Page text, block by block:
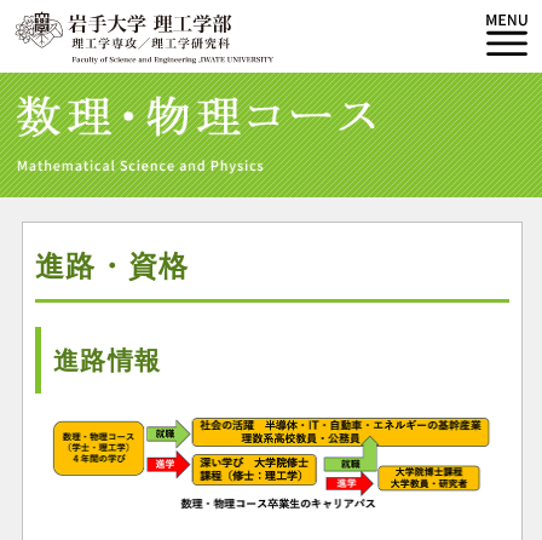
進路・資格
進路情報